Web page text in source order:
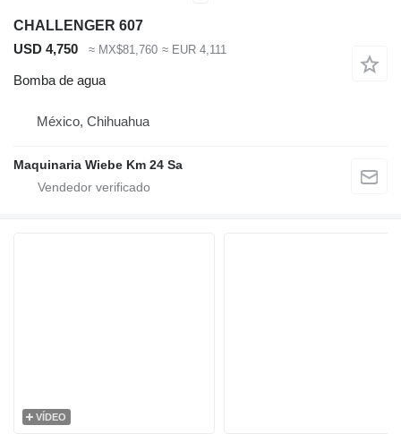
CHALLENGER 607
USD 4,750
≈ MX$81,760 ≈ EUR 4,111
Bomba de agua
México, Chihuahua
Maquinaria Wiebe Km 24 Sa
VÍDEO